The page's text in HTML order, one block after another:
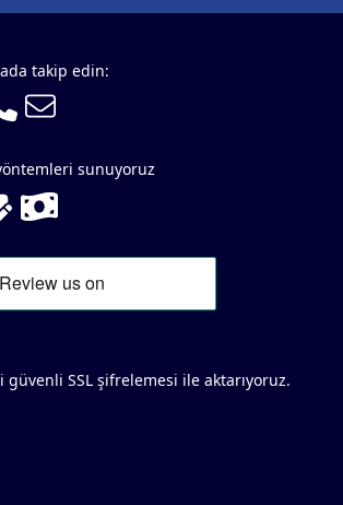
takip edin:
sunuyoruz
güvenli SSL şifrelemesi ile aktarıyoruz.